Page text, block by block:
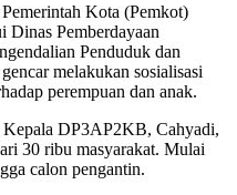
Kota (Pemkot)
Dinas Pemberdayaan
Penduduk dan
melakukan sosialisasi
perempuan dan anak.
Kepala DP3AP2KB, Cahyadi,
30 ribu masyarakat. Mulai
calon pengantin.